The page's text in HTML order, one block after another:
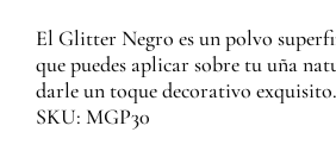
El Glitter Negro es un polvo
que puedes aplicar sobre tu uña
darle un toque decorativo exquisito.
SKU: MGP30